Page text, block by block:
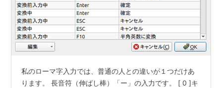
私のローマ字入力では、普通の人との違いが１つだけあ
ります。 長音符（伸ばし棒）「ー」の入力です。 [ 0 ]キ